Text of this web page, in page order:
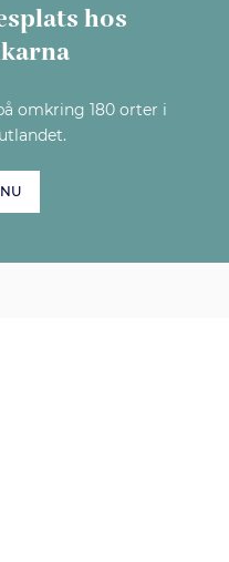
hos
omkring 180 orter i